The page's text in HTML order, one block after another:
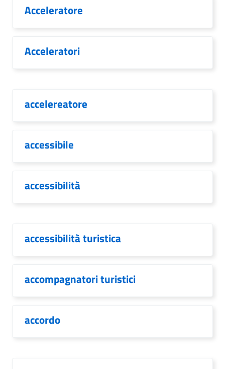
Acceleratore
Acceleratori
accelereatore
accessibile
accessibilità
accessibilità turistica
accompagnatori turistici
accordo